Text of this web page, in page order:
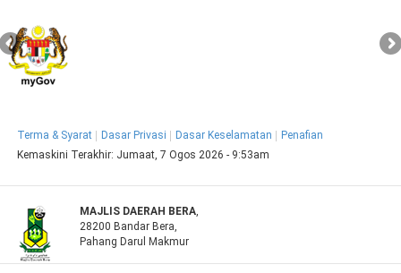
Terma & Syarat Dasar Privasi Dasar Keselamatan
Penafian
Kemaskini Terakhir: Jumaat, 7 Ogos 2026 - 9:53am
MAJLIS DAERAH BERA,
28200 Bandar Bera,
Pahang Darul Makmur